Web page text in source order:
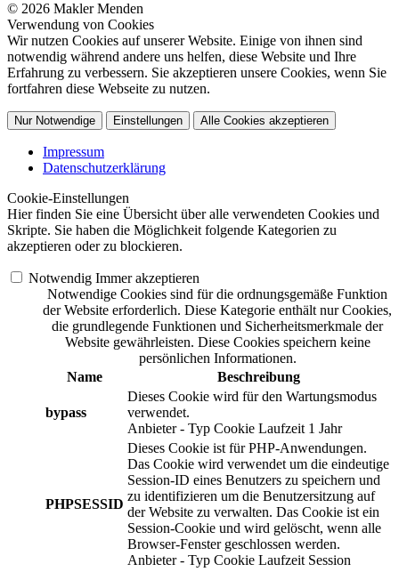
© 2026 Makler Menden
Verwendung von Cookies
Wir nutzen Cookies auf unserer Website. Einige von ihnen sind
notwendig während andere uns helfen, diese Website und Ihre
Erfahrung zu verbessern. Sie akzeptieren unsere Cookies, wenn Sie
fortfahren diese Webseite zu nutzen.
Nur Notwendige Einstellungen Alle Cookies akzeptieren
Impressum
Datenschutzerklärung
Cookie-Einstellungen
Hier finden Sie eine Übersicht über alle verwendeten Cookies und
Skripte. Sie haben die Möglichkeit folgende Kategorien zu
akzeptieren oder zu blockieren.
Notwendig Immer akzeptieren
Notwendige Cookies sind für die ordnungsgemäße Funktion
der Website erforderlich. Diese Kategorie enthält nur Cookies,
die grundlegende Funktionen und Sicherheitsmerkmale der
Website gewährleisten. Diese Cookies speichern keine
persönlichen Informationen.
Name
Beschreibung
bypass
Dieses Cookie wird für den Wartungsmodus
verwendet.
Anbieter - Typ Cookie Laufzeit 1 Jahr
PHPSESSID
Dieses Cookie ist für PHP-Anwendungen.
Das Cookie wird verwendet um die eindeutige
Session-ID eines Benutzers zu speichern und
zu identifizieren um die Benutzersitzung auf
der Website zu verwalten. Das Cookie ist ein
Session-Cookie und wird gelöscht, wenn alle
Browser-Fenster geschlossen werden.
Anbieter - Typ Cookie Laufzeit Session